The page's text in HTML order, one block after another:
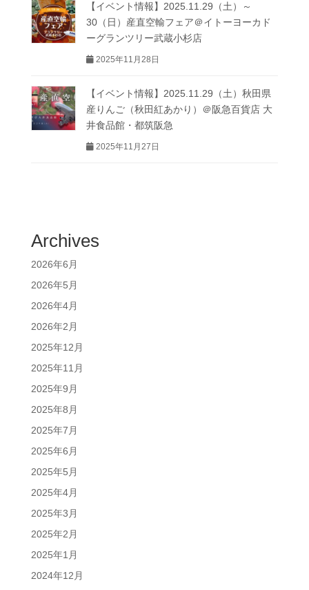
【イベント情報】2025.11.29（土）～
30（日）産直空輸フェア＠イトーヨーカド
ーグランツリー武蔵小杉店
2025年11月28日
【イベント情報】2025.11.29（土）秋田県
産りんご（秋田紅あかり）＠阪急百貨店 大
井食品館・都筑阪急
2025年11月27日
Archives
2026年6月
2026年5月
2026年4月
2026年2月
2025年12月
2025年11月
2025年9月
2025年8月
2025年7月
2025年6月
2025年5月
2025年4月
2025年3月
2025年2月
2025年1月
2024年12月